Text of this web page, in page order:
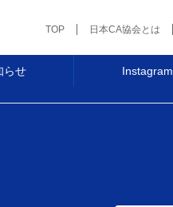
TOP 日本CA協会とは
らせ Instagram